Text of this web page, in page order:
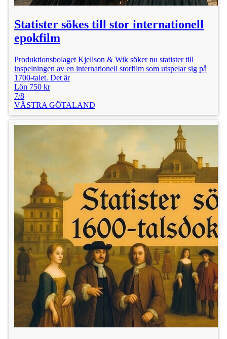
Statister sökes till stor internationell
epokfilm
Produktionsbolaget Kjellson & Wik söker nu statister till
inspelningen av en internationell storfilm som utspelar sig på
1700-talet. Det är
Lön 750 kr
7/8
VÄSTRA GÖTALAND